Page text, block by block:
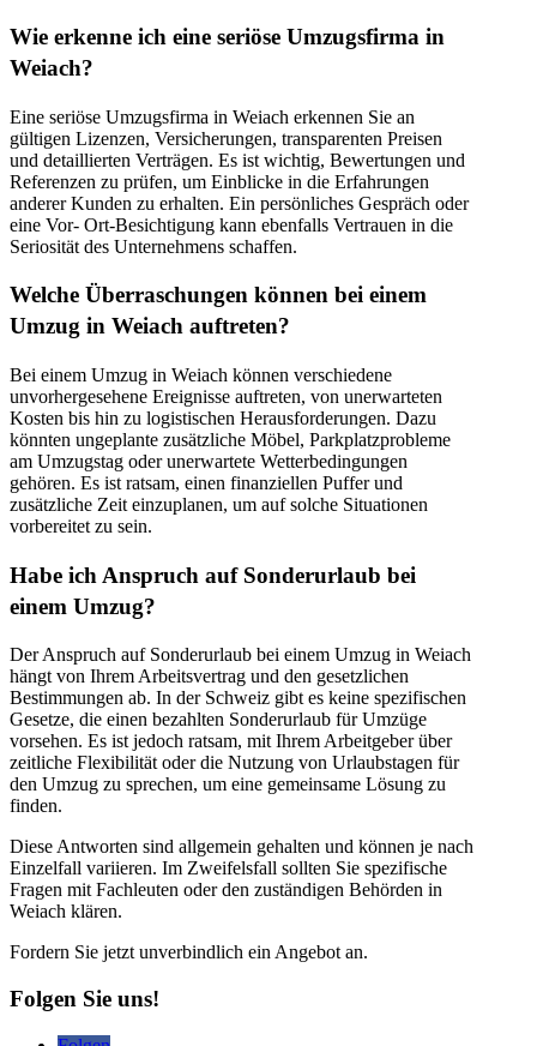
Wie erkenne ich eine seriöse Umzugsfirma in
Weiach?
Eine seriöse Umzugsfirma in Weiach erkennen Sie an
gültigen Lizenzen, Versicherungen, transparenten Preisen
und detaillierten Verträgen. Es ist wichtig, Bewertungen und
Referenzen zu prüfen, um Einblicke in die Erfahrungen
anderer Kunden zu erhalten. Ein persönliches Gespräch oder
eine Vor- Ort-Besichtigung kann ebenfalls Vertrauen in die
Seriosität des Unternehmens schaffen.
Welche Überraschungen können bei einem
Umzug in Weiach auftreten?
Bei einem Umzug in Weiach können verschiedene
unvorhergesehene Ereignisse auftreten, von unerwarteten
Kosten bis hin zu logistischen Herausforderungen. Dazu
könnten ungeplante zusätzliche Möbel, Parkplatzprobleme
am Umzugstag oder unerwartete Wetterbedingungen
gehören. Es ist ratsam, einen finanziellen Puffer und
zusätzliche Zeit einzuplanen, um auf solche Situationen
vorbereitet zu sein.
Habe ich Anspruch auf Sonderurlaub bei
einem Umzug?
Der Anspruch auf Sonderurlaub bei einem Umzug in Weiach
hängt von Ihrem Arbeitsvertrag und den gesetzlichen
Bestimmungen ab. In der Schweiz gibt es keine spezifischen
Gesetze, die einen bezahlten Sonderurlaub für Umzüge
vorsehen. Es ist jedoch ratsam, mit Ihrem Arbeitgeber über
zeitliche Flexibilität oder die Nutzung von Urlaubstagen für
den Umzug zu sprechen, um eine gemeinsame Lösung zu
finden.
Diese Antworten sind allgemein gehalten und können je nach
Einzelfall variieren. Im Zweifelsfall sollten Sie spezifische
Fragen mit Fachleuten oder den zuständigen Behörden in
Weiach klären.
Fordern Sie jetzt unverbindlich ein Angebot an.
Folgen Sie uns!